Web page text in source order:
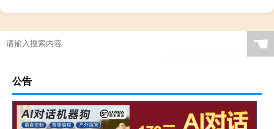
☚
公告